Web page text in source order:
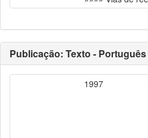
Publicação: Texto - Português
1997